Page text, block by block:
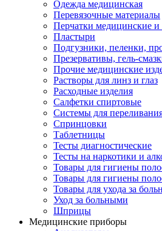
Одежда медицинская
Перевязочные материалы
Перчатки медицинские и
Пластыри
Подгузники, пеленки,
Презервативы, гель-
Прочие медицинские
Растворы для линз и глаз
Расходные изделия
Салфетки спиртовые
Системы для
Спринцовки
Таблетницы
Тесты диагностические
Тесты на наркотики и
Товары для гигиены
Товары для гигиены
Товары для ухода за
Уход за больными
Шприцы
Медицинские приборы